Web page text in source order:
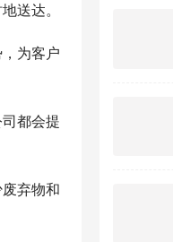
送达。
为客户
都会提
弃物和